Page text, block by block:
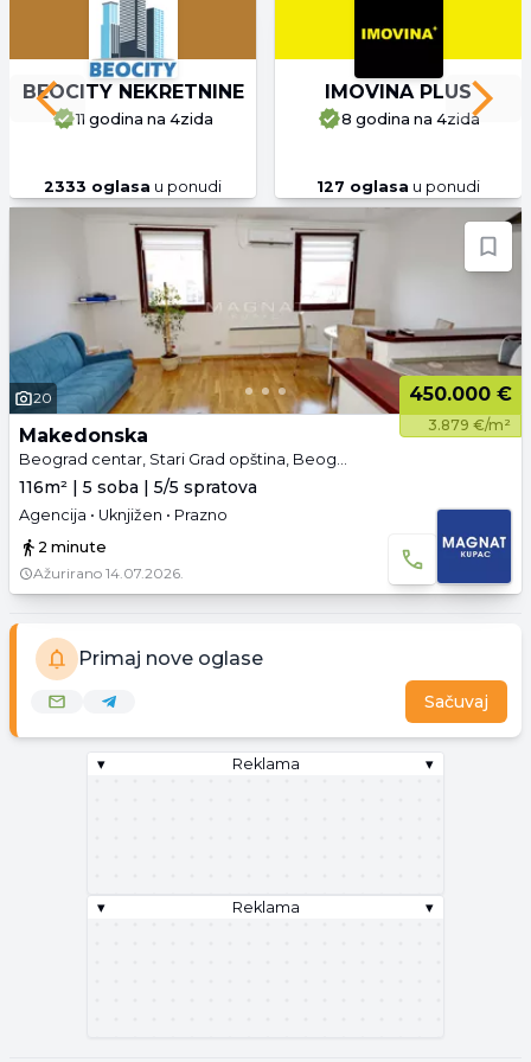
BEOCITY NEKRETNINE
11 godina na 4zida
2333 oglasa u ponudi
IMOVINA PLUS
8 godina na 4zida
127 oglasa u ponudi
Previous slide Next
20 450.000 €
3.879 €/m²
Makedonska
Beograd centar, Stari Grad opština, Beograd
116m² | 5 soba | 5/5 spratova
Agencija • Uknjižen • Prazno
2 minute
Ažurirano 14.07.2026.
Primaj nove oglase
Sačuvaj
▾ Reklama ▾
▾ Reklama ▾